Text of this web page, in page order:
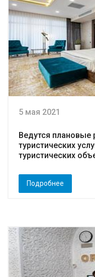
5 мая 2021
Ведутся плановые
туристических
туристических
Подробнее